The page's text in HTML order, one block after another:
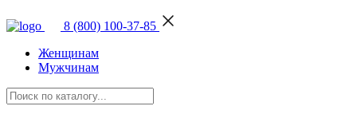
8 (800) 100-37-85
Женщинам
Мужчинам